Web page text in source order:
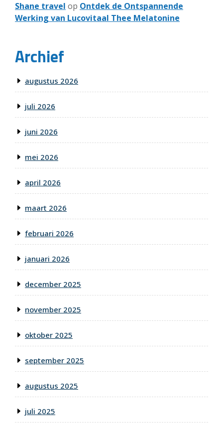
Shane travel op Ontdek de Ontspannende
Werking van Lucovitaal Thee Melatonine
Archief
augustus 2026
juli 2026
juni 2026
mei 2026
april 2026
maart 2026
februari 2026
januari 2026
december 2025
november 2025
oktober 2025
september 2025
augustus 2025
juli 2025